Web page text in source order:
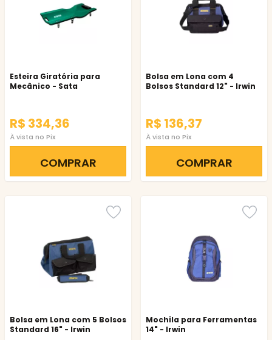
Esteira Giratória para
Mecânico - Sata
R$ 334,36
À vista no Pix
COMPRAR
Bolsa em Lona com 4
Bolsos Standard 12" - Irwin
R$ 136,37
À vista no Pix
COMPRAR
Bolsa em Lona com 5 Bolsos
Standard 16" - Irwin
Mochila para Ferramentas
14" - Irwin